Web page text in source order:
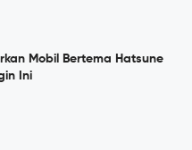
Mobil Bertema Hatsune
Ini